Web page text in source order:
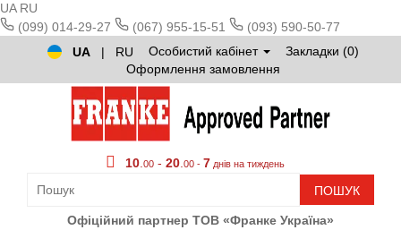
UA RU
(099) 014-29-27
(067) 955-15-51
(093) 590-50-77
UA
| RU Особистий кабінет
Закладки (0)
Оформлення замовлення
10 00 - 20 00 - 7 днів на тиждень
ПОШУК
Офіційний партнер ТОВ «Франке Україна»